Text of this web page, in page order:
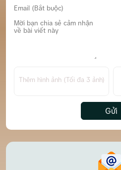
Thêm hình ảnh (Tối đa 3 ảnh)
Gửi